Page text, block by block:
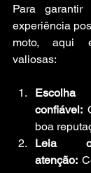
Para
experiência
moto, aqui
valiosas:
Escolha
confiável:
boa
Leia
atenção: